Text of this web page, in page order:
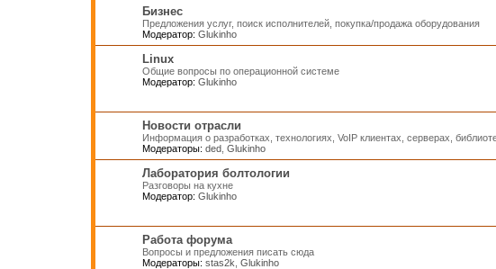
Бизнес
Предложения услуг, поиск исполнителей, покупка/продажа оборудования
Модератор: Glukinho
Linux
Общие вопросы по операционной системе
Модератор: Glukinho
Новости отрасли
Информация о разработках, технологиях, VoIP клиентах, серверах,
Модераторы: ded, Glukinho
Лаборатория болтологии
Разговоры на кухне
Модератор: Glukinho
Работа форума
Вопросы и предложения писать сюда
Модераторы: stas2k Glukinho